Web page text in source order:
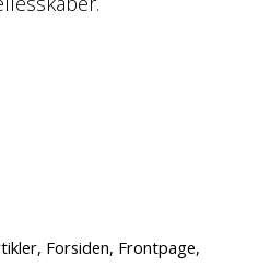
, Forsiden, Frontpage,